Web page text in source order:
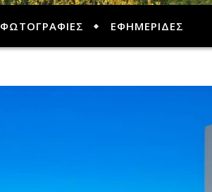
ΦΩΤΟΓΡΑΦΙΕΣ ΕΦΗΜΕΡΙΔΕΣ